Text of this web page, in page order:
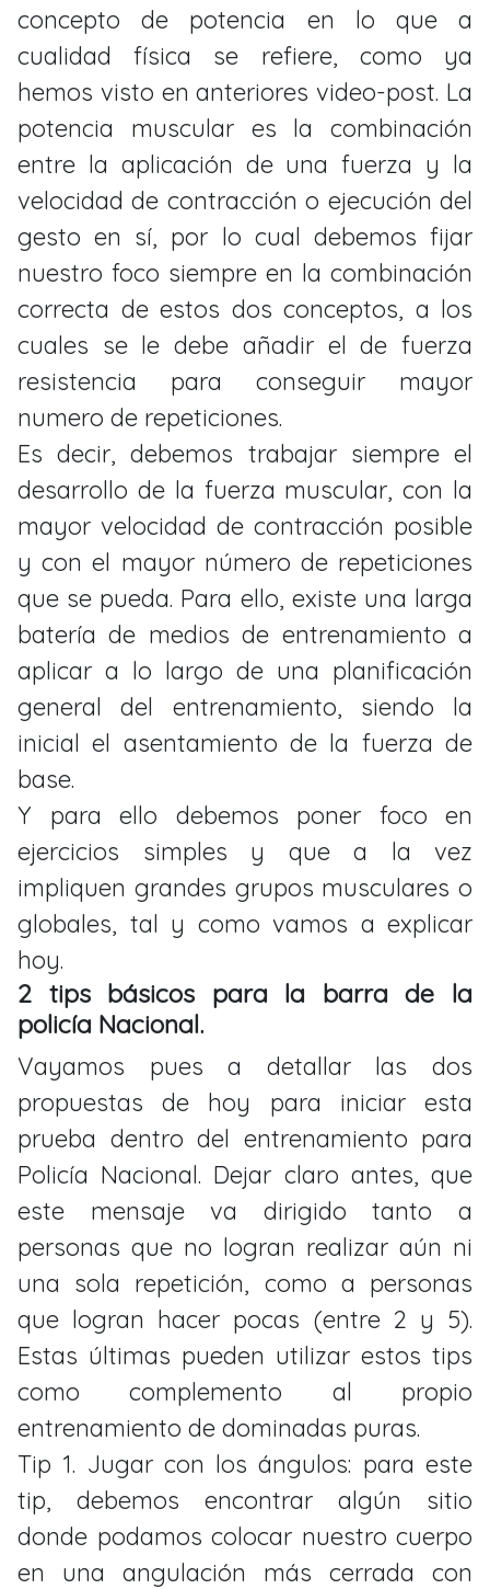
concepto de potencia en lo que a
cualidad física se refiere, como ya
hemos visto en anteriores video-post. La
potencia muscular es la combinación
entre la aplicación de una fuerza y la
velocidad de contracción o ejecución del
gesto en sí, por lo cual debemos fijar
nuestro foco siempre en la combinación
correcta de estos dos conceptos, a los
cuales se le debe añadir el de fuerza
resistencia para conseguir mayor
numero de repeticiones.
Es decir, debemos trabajar siempre el
desarrollo de la fuerza muscular, con la
mayor velocidad de contracción posible
y con el mayor número de repeticiones
que se pueda. Para ello, existe una larga
batería de medios de entrenamiento a
aplicar a lo largo de una planificación
general del entrenamiento, siendo la
inicial el asentamiento de la fuerza de
base.
Y para ello debemos poner foco en
ejercicios simples y que a la vez
impliquen grandes grupos musculares o
globales, tal y como vamos a explicar
hoy.
2 tips básicos para la barra de la
policía Nacional.
Vayamos pues a detallar las dos
propuestas de hoy para iniciar esta
prueba dentro del entrenamiento para
Policía Nacional. Dejar claro antes, que
este mensaje va dirigido tanto a
personas que no logran realizar aún ni
una sola repetición, como a personas
que logran hacer pocas (entre 2 y 5).
Estas últimas pueden utilizar estos tips
como complemento al propio
entrenamiento de dominadas puras.
Tip 1. Jugar con los ángulos: para este
tip, debemos encontrar algún sitio
donde podamos colocar nuestro cuerpo
en una angulación más cerrada con